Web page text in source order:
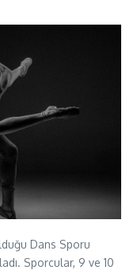
Dans Sporu
Sporcular, 9 ve 10